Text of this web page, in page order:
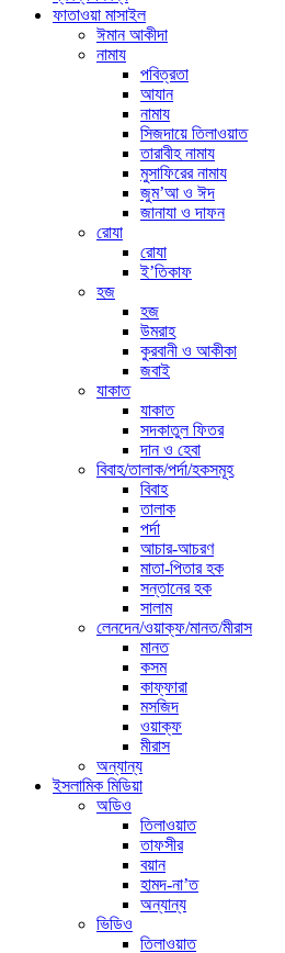
ফাতাওয়া মাসাইল
ঈমান আকীদা
নামায
পবিত্রতা
আযান
নামায
সিজদায়ে তিলাওয়াত
তারাবীহ নামায
মুসাফিরের নামায
জুম’আ ও ঈদ
জানাযা ও দাফন
রোযা
রোযা
ই’তিকাফ
হজ
হজ
উমরাহ
কুরবানী ও আকীকা
জবাই
যাকাত
যাকাত
সদকাতুল ফিতর
দান ও হেবা
বিবাহ/তালাক/পর্দা/হকসমূহ
বিবাহ
তালাক
পর্দা
আচার-আচরণ
মাতা-পিতার হক
সন্তানের হক
সালাম
লেনদেন/ওয়াক্ফ/মানত/মীরাস
মানত
কসম
কাফ্ফারা
মসজিদ
ওয়াক্ফ
মীরাস
অন্যান্য
ইসলামিক মিডিয়া
অডিও
তিলাওয়াত
তাফসীর
বয়ান
হামদ-না’ত
অন্যান্য
ভিডিও
তিলাওয়াত